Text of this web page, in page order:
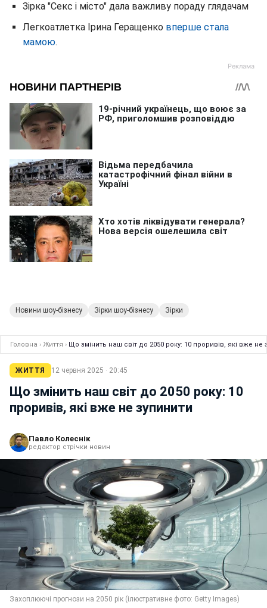
Зірка "Секс і місто" дала важливу пораду глядачам
Легкоатлетка Ірина Геращенко вперше стала
мамою.
Новини шоу-бізнесу Зірки шоу-бізнесу Зірки
Головна › Життя › Що змінить наш світ до 2050 року: 10 проривів, які вже не
ЖИТТЯ 12 червня 2025 · 20:45
Що змінить наш світ до 2050 року: 10
проривів, які вже не зупинити
Павло Колеснік
редактор стрічки новин
Захоплюючі прогнози на 2050 рік (ілюстративне фото: Getty Images)